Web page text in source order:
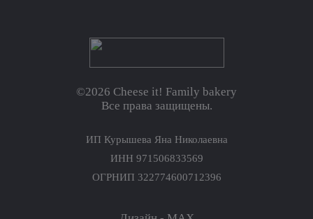
©2026 Cheese it! Family bakery
Все права защищены.
ИП Курышева Яна Николаевна
ИНН 971506833569
ОГРНИП 322774600712396